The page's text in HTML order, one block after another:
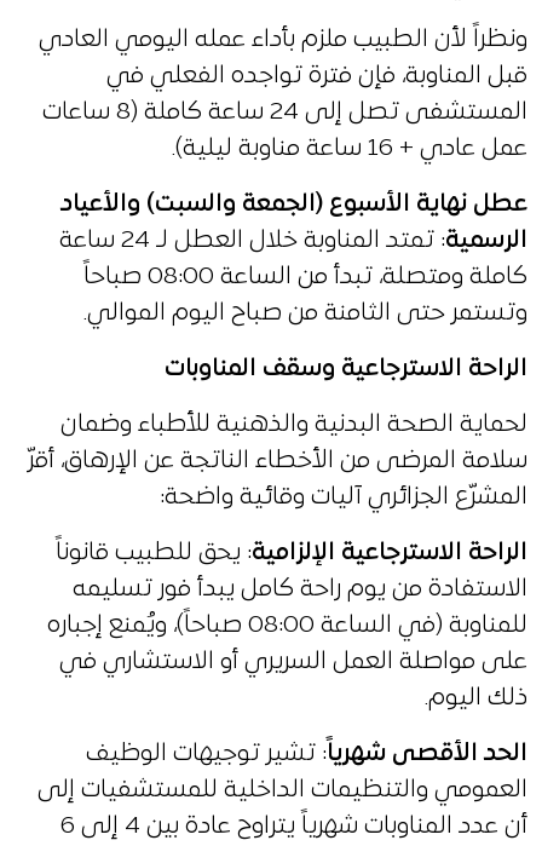
ونظراً لأن الطبيب ملزم بأداء عمله اليومي العادي
قبل المناوبة، فإن فترة تواجده الفعلي في
المستشفى تصل إلى 24 ساعة كاملة (8 ساعات
عمل عادي + 16 ساعة مناوبة ليلية).
عطل نهاية الأسبوع (الجمعة والسبت) والأعياد
الرسمية
: تمتد المناوبة خلال العطل لـ 24 ساعة
كاملة ومتصلة، تبدأ من الساعة 08:00 صباحاً
وتستمر حتى الثامنة من صباح اليوم الموالي.
الراحة الاسترجاعية وسقف المناوبات
لحماية الصحة البدنية والذهنية للأطباء وضمان
سلامة المرضى من الأخطاء الناتجة عن الإرهاق، أقرّ
المشرّع الجزائري آليات وقائية واضحة:
الراحة الاسترجاعية الإلزامية: يحق للطبيب قانوناً
الاستفادة من يوم راحة كامل يبدأ فور تسليمه
للمناوبة (في الساعة 08:00 صباحاً)، ويُمنع إجباره
على مواصلة العمل السريري أو الاستشاري في
ذلك اليوم.
الحد الأقصى شهرياً: تشير توجيهات الوظيف
العمومي والتنظيمات الداخلية للمستشفيات إلى
أن عدد المناوبات شهرياً يتراوح عادة بين 4 إلى 6